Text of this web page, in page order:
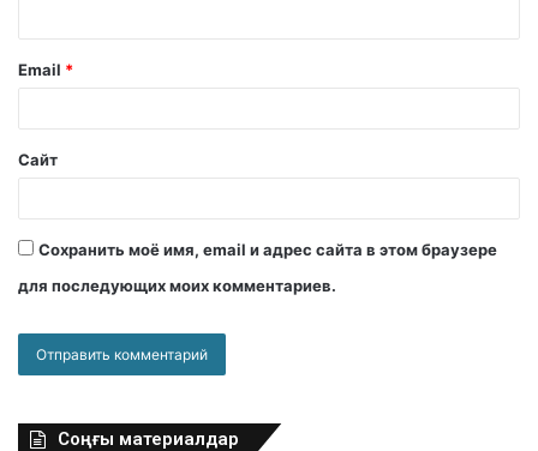
Email *
Сайт
Сохранить моё имя, email и адрес сайта в этом браузере
для последующих моих комментариев.
Соңғы материалдар